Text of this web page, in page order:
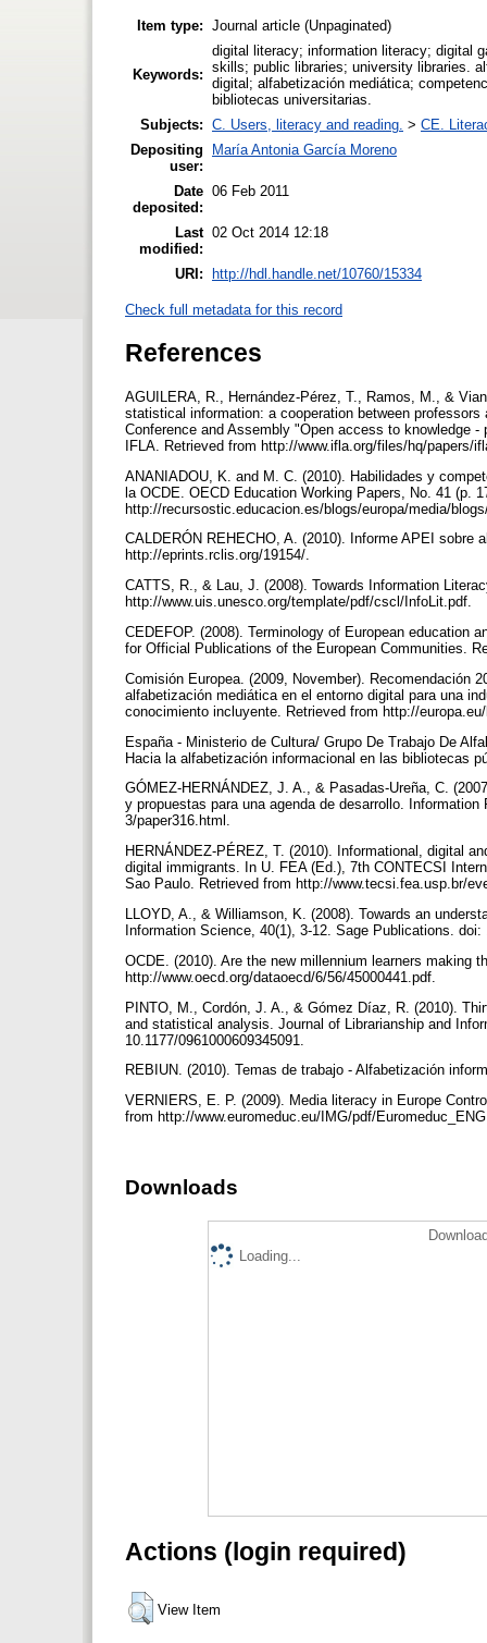
Item type: Journal article (Unpaginated)
Keywords:
digital literacy; information literacy; digital
skills; public libraries; university libraries.
digital; alfabetización mediática;
bibliotecas universitarias.
Subjects: C. Users, literacy and reading. > CE.
Depositing
user:
María Antonia García Moreno
Date
deposited:
06 Feb 2011
Last
modified:
02 Oct 2014 12:18
URI: http://hdl.handle.net/10760/15334
Check full metadata for this record
References
AGUILERA, R., Hernández-Pérez, T., Ramos, M., &
statistical information: a cooperation between
Conference and Assembly "Open access to knowledge
IFLA. Retrieved from http://www.ifla.org/files/hq/papers/
ANANIADOU, K. and M. C. (2010). Habilidades y
la OCDE. OECD Education Working Papers, No. 41 (p.
http://recursostic.educacion.es/blogs/europa/media/
CALDERÓN REHECHO, A. (2010). Informe APEI sobre
http://eprints.rclis.org/19154/.
CATTS, R., & Lau, J. (2008). Towards Information
http://www.uis.unesco.org/template/pdf/cscl/InfoLit.pdf.
CEDEFOP. (2008). Terminology of European education
for Official Publications of the European Communities.
Comisión Europea. (2009, November). Recomendación
alfabetización mediática en el entorno digital para una
conocimiento incluyente. Retrieved from http://
España - Ministerio de Cultura/ Grupo De Trabajo De
Hacia la alfabetización informacional en las bibliotecas
GÓMEZ-HERNÁNDEZ, J. A., & Pasadas-Ureña, C.
y propuestas para una agenda de desarrollo.
3/paper316.html.
HERNÁNDEZ-PÉREZ, T. (2010). Informational, digital
digital immigrants. In U. FEA (Ed.), 7th CONTECSI
Sao Paulo. Retrieved from http://www.tecsi.fea.usp.br/
LLOYD, A., & Williamson, K. (2008). Towards an
Information Science, 40(1), 3-12. Sage Publications.
OCDE. (2010). Are the new millennium learners making
http://www.oecd.org/dataoecd/6/56/45000441.pdf.
PINTO, M., Cordón, J. A., & Gómez Díaz, R. (2010).
and statistical analysis. Journal of Librarianship and
10.1177/0961000609345091.
REBIUN. (2010). Temas de trabajo - Alfabetización
VERNIERS, E. P. (2009). Media literacy in Europe
from http://www.euromeduc.eu/IMG/pdf/
Downloads
Loading...
Actions (login required)
View Item